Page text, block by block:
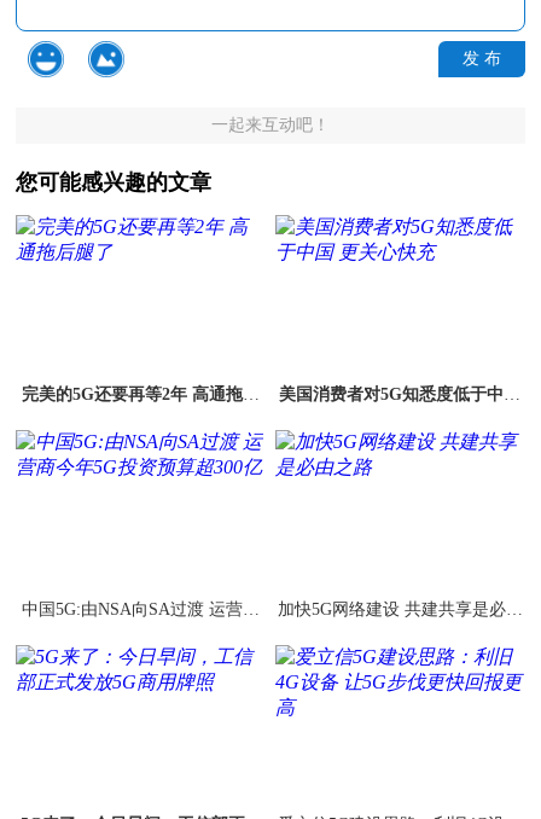
发 布
一起来互动吧！
您可能感兴趣的文章
完美的5G还要再等2年 高通拖后
美国消费者对5G知悉度低于中国
中国5G:由NSA向SA过渡 运营商
加快5G网络建设 共建共享是必由